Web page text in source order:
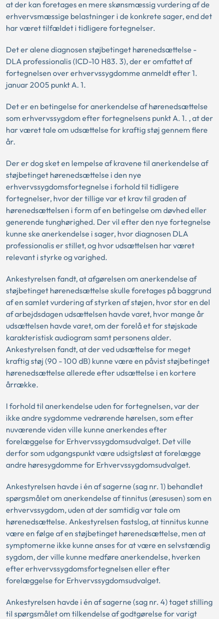
at der kan foretages en mere skønsmæssig vurdering af de
erhvervsmæssige belastninger i de konkrete sager, end det
har været tilfældet i tidligere fortegnelser.
Det er alene diagnosen støjbetinget hørenedsættelse -
DLA professionalis (ICD-10 H83. 3), der er omfattet af
fortegnelsen over erhvervssygdomme anmeldt efter 1.
januar 2005 punkt A. 1.
Det er en betingelse for anerkendelse af hørenedsættelse
som erhvervssygdom efter fortegnelsens punkt A. 1. , at der
har været tale om udsættelse for kraftig støj gennem flere
år.
Der er dog sket en lempelse af kravene til anerkendelse af
støjbetinget hørenedsættelse i den nye
erhvervssygdomsfortegnelse i forhold til tidligere
fortegnelser, hvor der tillige var et krav til graden af
hørenedsættelsen i form af en betingelse om døvhed eller
generende tunghørighed. Der vil efter den nye fortegnelse
kunne ske anerkendelse i sager, hvor diagnosen DLA
professionalis er stillet, og hvor udsættelsen har været
relevant i styrke og varighed.
Ankestyrelsen fandt, at afgørelsen om anerkendelse af
støjbetinget hørenedsættelse skulle foretages på baggrund
af en samlet vurdering af styrken af støjen, hvor stor en del
af arbejdsdagen udsættelsen havde varet, hvor mange år
udsættelsen havde varet, om der forelå et for støjskade
karakteristisk audiogram samt personens alder.
Ankestyrelsen fandt, at der ved udsættelse for meget
kraftig støj (90 - 100 dB) kunne være en påvist støjbetinget
hørenedsættelse allerede efter udsættelse i en kortere
årrække.
I forhold til anerkendelse uden for fortegnelsen, var der
ikke andre sygdomme vedrørende hørelsen, som efter
nuværende viden ville kunne anerkendes efter
forelæggelse for Erhvervssygdomsudvalget. Det ville
derfor som udgangspunkt være udsigtsløst at forelægge
andre høresygdomme for Erhvervssygdomsudvalget.
Ankestyrelsen havde i én af sagerne (sag nr. 1) behandlet
spørgsmålet om anerkendelse af tinnitus (øresusen) som en
erhvervssygdom, uden at der samtidig var tale om
hørenedsættelse. Ankestyrelsen fastslog, at tinnitus kunne
være en følge af en støjbetinget hørenedsættelse, men at
symptomerne ikke kunne anses for at være en selvstændig
sygdom, der ville kunne medføre anerkendelse, hverken
efter erhvervssygdomsfortegnelsen eller efter
forelæggelse for Erhvervssygdomsudvalget.
Ankestyrelsen havde i én af sagerne (sag nr. 4) taget stilling
til spørgsmålet om tilkendelse af godtgørelse for varigt